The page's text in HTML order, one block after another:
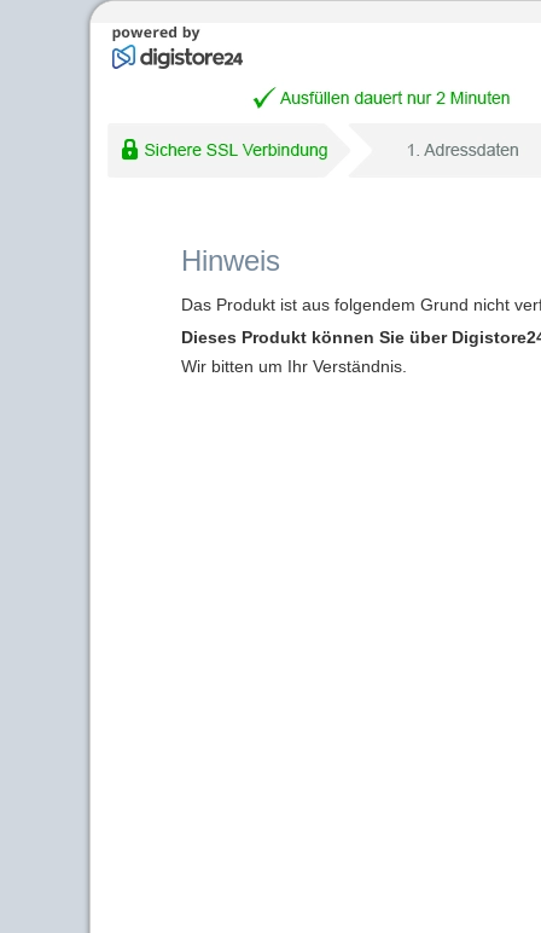
Hinweis
Das Produkt ist aus folgendem Grund nicht
Dieses Produkt können Sie über
Wir bitten um Ihr Verständnis.